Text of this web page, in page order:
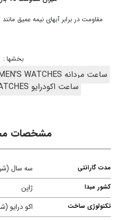
مقاومت در برابر آبهای نیمه عمیق
بخشها :
ساعت مردانه MEN'S WATCHES
ساعت اکودرایو ECO-DRIVE WATCHES
مشخصات
مدت گارانتی سه سال
کشور مبدا ژاپن
تکنولوژی ساخت اکو درایو